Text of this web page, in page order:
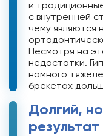
и
с внутренней
чему являются
Несмотря на
недостатки.
намного
брекетах
Долгий,
результат